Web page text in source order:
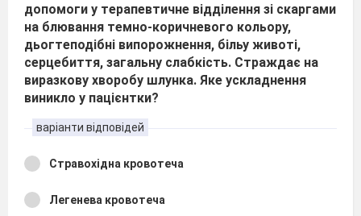
допомоги у терапевтичне відділення зі скаргами
на блювання темно-коричневого кольору,
дьогтеподібні випорожнення, більу животі,
серцебиття, загальну слабкість. Страждає на
виразкову хворобу шлунка. Яке ускладнення
виникло у пацієнтки?
варіанти відповідей
Стравохідна кровотеча
Легенева кровотеча